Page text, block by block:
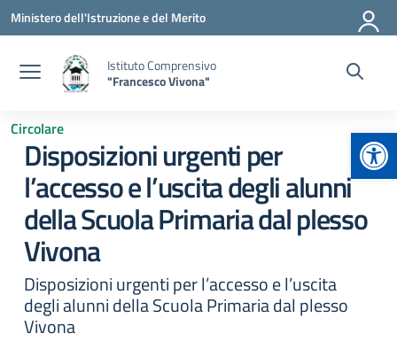
Vai ai contenuti
Vai al menu di navigazione
Vai al footer
Ministero dell'Istruzione e del Merito
Istituto Comprensivo
"Francesco Vivona"
Circolare
Disposizioni urgenti per
l’accesso e l’uscita degli alunni
della Scuola Primaria dal plesso
Vivona
Disposizioni urgenti per l’accesso e l’uscita
degli alunni della Scuola Primaria dal plesso
Vivona